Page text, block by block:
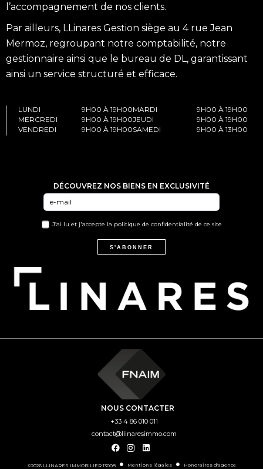
l’accompagnement de nos clients.
Par ailleurs, LLinares Gestion siège au 4 rue Jean
Mermoz, regroupant notre comptabilité, notre
gestionnaire ainsi que le bureau de DL, garantissant
ainsi un service structuré et efficace.
LUNDI 9H00 À 19H00MARDI
9H00 À 19H00
MERCREDI
9H00 À 19H00JEUDI
9H00 À 19H00
VENDREDI
9H00 À 19H00SAMEDI 9H00 À 13H00
NOUS CONTACTER
+33 4 86 010 011
contact@llinaresimmo.com
DÉCOUVREZ NOS BIENS EN EXCLUSIVITÉ
J’ai lu et j'accepte la politique de confidentialité de ce site
S'ABONNER
©2026 LLINARES IMMOBILIER 13008 Mentions légales Honoraires d'agence